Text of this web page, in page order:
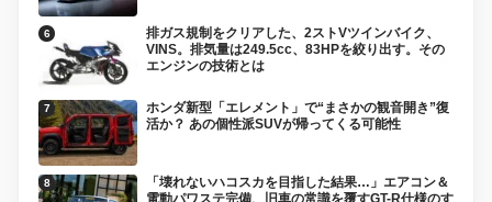
排ガス規制をクリアした、2ストVツインバイク、
VINS。排気量は249.5cc、83HPを絞り出す。その
エンジンの技術とは
ホンダ新型「エレメント」で“まさかの観音開き”復
活か？ あの個性派SUVが帰ってくる可能性
「壊れないハコスカを目指した結果…」エアコン＆
電動パワステ完備、旧車の常識を覆すGT-R仕様のす